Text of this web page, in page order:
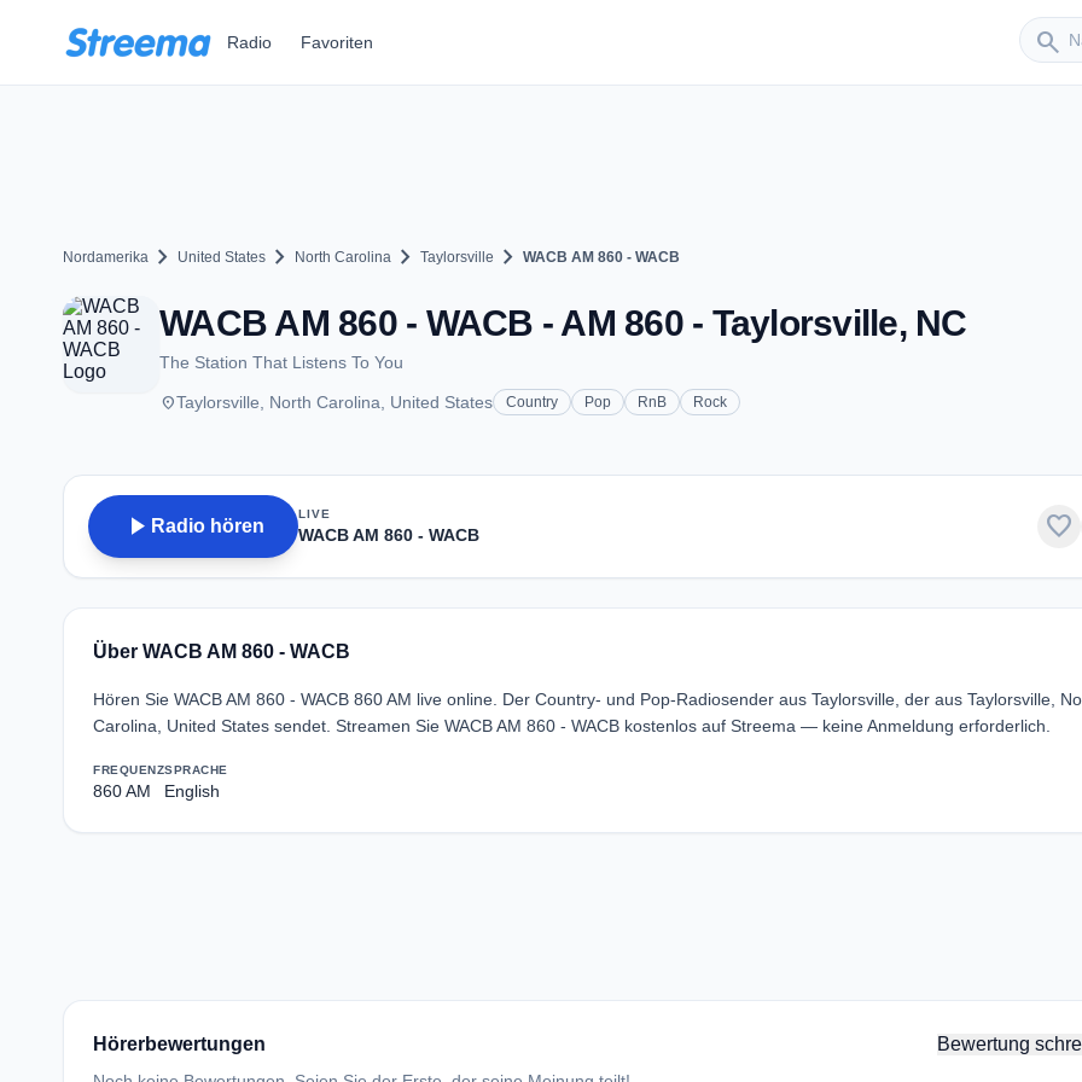
Radio Favoriten search
Sender
Nordamerika chevron_right United States chevron_right North Carolina chevron_right Taylorsville chevron_right WACB AM 860 - WACB
WACB AM 860 - WACB - AM 860 - Taylorsville, NC
The Station That Listens To You
placeTaylorsville, North Carolina, United States Country Pop RnB Rock
play_arrow Radio hören
LIVE
WACB AM 860 - WACB favorite
Über WACB AM 860 - WACB
Hören Sie WACB AM 860 - WACB 860 AM live online. Der Country- und Pop-Radiosender aus Taylorsville, der aus Taylorsville,
Carolina, United States sendet. Streamen Sie WACB AM 860 - WACB kostenlos auf Streema — keine Anmeldung erforderlich.
FREQUENZ
860 AM
SPRACHE
English
Hörerbewertungen Bewertung